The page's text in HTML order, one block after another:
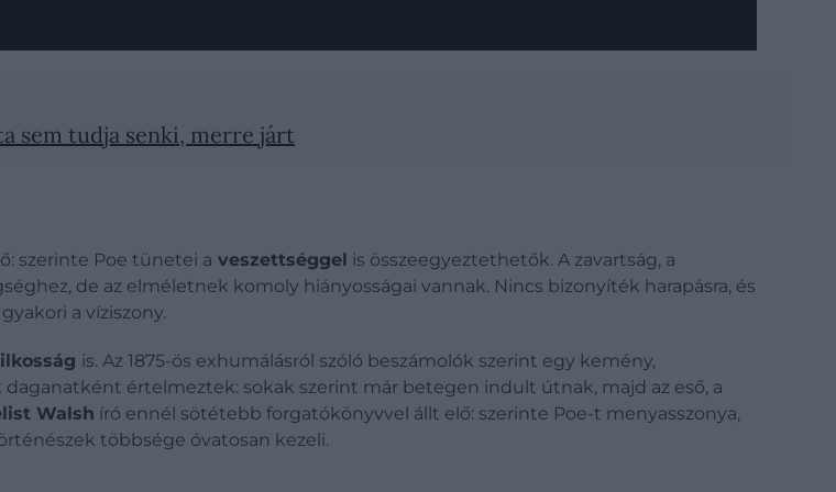
sem tudja senki, merre járt
szerinte Poe tünetei a veszettséggel is összeegyeztethetők. A zavartság, a
de az elméletnek komoly hiányosságai vannak. Nincs bizonyíték harapásra, és
a víziszony.
is. Az 1875-ös exhumálásról szóló beszámolók szerint egy kemény,
daganatként értelmeztek: sokak szerint már betegen indult útnak, majd az eső, a
Walsh író ennél sötétebb forgatókönyvvel állt elő: szerinte Poe-t menyasszonya,
többsége óvatosan kezeli.